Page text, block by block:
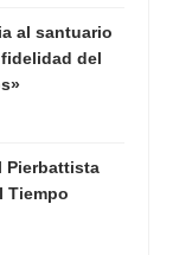
al santuario
del
Pierbattista
Tiempo